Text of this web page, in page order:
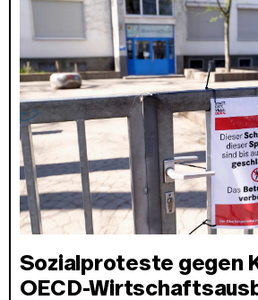
Sozialproteste gegen
OECD-